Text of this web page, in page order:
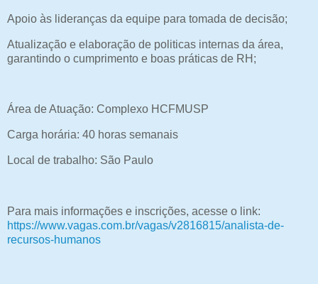
Apoio às lideranças da equipe para tomada de decisão;
Atualização e elaboração de politicas internas da área,
garantindo o cumprimento e boas práticas de RH;
Área de Atuação: Complexo HCFMUSP
Carga horária: 40 horas semanais
Local de trabalho: São Paulo
Para mais informações e inscrições, acesse o link:
https://www.vagas.com.br/vagas/v2816815/analista-de-
recursos-humanos